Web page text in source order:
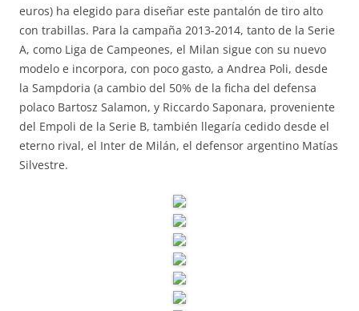
euros) ha elegido para diseñar este pantalón de tiro alto
con trabillas. Para la campaña 2013-2014, tanto de la Serie
A, como Liga de Campeones, el Milan sigue con su nuevo
modelo e incorpora, con poco gasto, a Andrea Poli, desde
la Sampdoria (a cambio del 50% de la ficha del defensa
polaco Bartosz Salamon, y Riccardo Saponara, proveniente
del Empoli de la Serie B, también llegaría cedido desde el
eterno rival, el Inter de Milán, el defensor argentino Matías
Silvestre.